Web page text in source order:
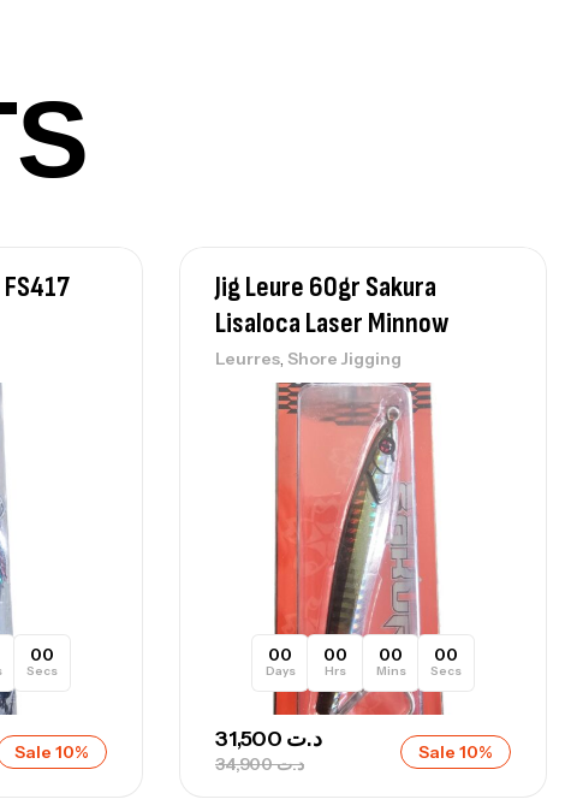
Cannes,Surfcasting
د.ت239,000
– 300 G
Canne Sunset Secret Cove 420 Cm 100
– 300 G
Cannes
00
Secs
Sale 10%
Jig Leure 60gr Sakura
Lisaloca Laser Minnow
Leurres Shore Jigging
00
Days
00
Hrs
00
Mins
00
Secs
د.ت34,900
د.ت Sale 10%